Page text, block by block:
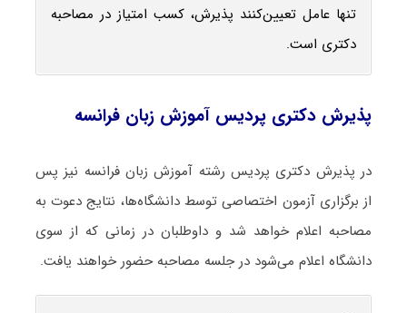
تنها عامل تعیین‌کنند پذیرش، کسب امتیاز در مصاحبه
دکتری است.
پذیرش دکتری پردیس آموزش زبان فرانسه
در پذیرش دکتری پردیس رشته آموزش زبان فرانسه نیز پس
از برگزاری آزمون اختصاصی توسط دانشگاه‌ها، نتایج دعوت به
مصاحبه اعلام خواهد شد و داوطلبان در زمانی که از سوی
دانشگاه اعلام می‌شود در جلسه مصاحبه حضور خواهند یافت.